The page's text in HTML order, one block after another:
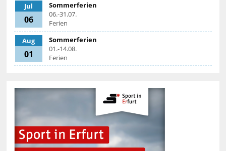
Jul
06
Sommerferien
06.-31.07.
Ferien
Aug
01
Sommerferien
01.-14.08.
Ferien